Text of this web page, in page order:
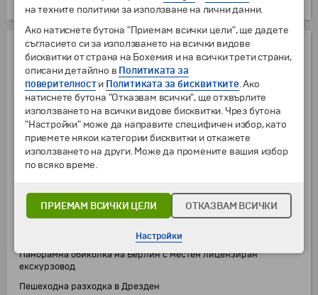
ЦЕНАТА ВКЛЮЧВА:
Самолетен билет София - Берлин на авиокомпания "Ryan Air" с
включени летищни такси и малък салонен багаж с размери
40/30/20 см
Самолетен билет Прага - София на авиокомпания "Wizz Air" с
включени летищни такси и 1 брой малък салонен багаж до 10
кг (с размери 40/30/20 см)
Транспорт с комфортен туристически автобус по описания
2 нощувки със закуски в хотел 3* в Берлин
1 нощувка със закуска в хотел 3* в Дрезден
2 нощувки със закуски в хотел 3* в Прага
Панорамна обиколка на Берлин с местен лицензиран
екскурзовод
Пешеходна разходка в Дрезден
на техните политики за използване на лични данни.
Ако натиснете бутона "Приемам всички цели", ще дадете
съгласието си за използването на всички видове
бисквитки от страна на Бохемия и на всички трети страни,
описани детайлно в Политиката за
поверителности Политиката за бисквитките. Ако
натиснете бутона "Отказвам всички", ще отхвърлите
използването на всички видове бисквитки. Чрез бутона
"Настройки" може да направите специфичен избор, като
приемете някои категории бисквитки и откажете
използването на други. Може да промените вашия избор
по всяко време.
ПРИЕМАМ ВСИЧКИ ЦЕЛИ ОТКАЗВАМ ВСИЧКИ
Настройки